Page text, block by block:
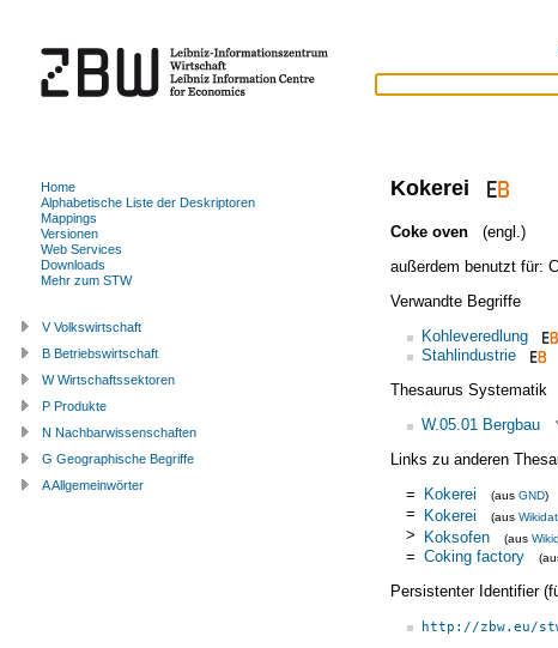
Kokerei
Coke oven
(engl.)
außerdem benutzt für:
Verwandte Begriffe
Kohleveredlung
Stahlindustrie
Thesaurus Systematik
W.05.01 Bergbau
Links zu anderen
= Kokerei (aus GND)
= Kokerei (aus
> Koksofen (aus
= Coking factory
Persistenter Identifier
http://zbw.eu/
Home
Alphabetische Liste der Deskriptoren
Mappings
Versionen
Web Services
Downloads
Mehr zum STW
V Volkswirtschaft
B Betriebswirtschaft
W Wirtschaftssektoren
P Produkte
N Nachbarwissenschaften
G Geographische Begriffe
A Allgemeinwörter